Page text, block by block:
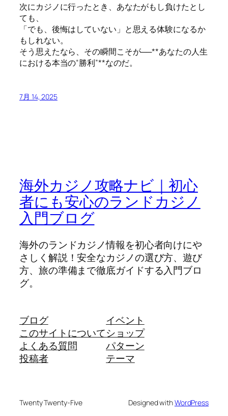
次にカジノに行ったとき、あなたがもし負けたとし
ても、
「でも、後悔はしていない」と思える体験になるか
もしれない。
そう思えたなら、その瞬間こそが──**あなたの人生
における本当の“勝利”**なのだ。
7月 14, 2025
海外カジノ攻略ナビ｜初心
者にも安心のランドカジノ
入門ブログ
海外のランドカジノ情報を初心者向けにや
さしく解説！安全なカジノの選び方、遊び
方、旅の準備まで徹底ガイドする入門ブロ
グ。
ブログ
このサイトについて
よくある質問
投稿者
イベント
ショップ
パターン
テーマ
Twenty Twenty-Five Designed withWordPress